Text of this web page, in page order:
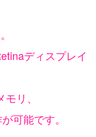
ディスプレイ
リ、
可能です。